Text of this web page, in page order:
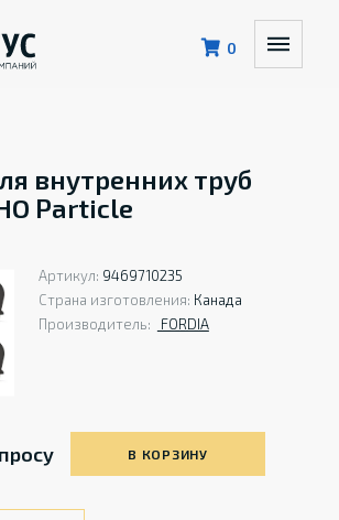
0
внутренних труб
Particle
Артикул: 9469710235
Страна изготовления: Канада
Производитель:
FORDIA
В КОРЗИНУ